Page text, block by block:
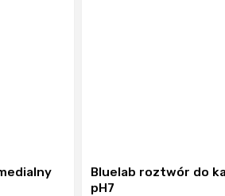
Bluelab roztwór do
pH7